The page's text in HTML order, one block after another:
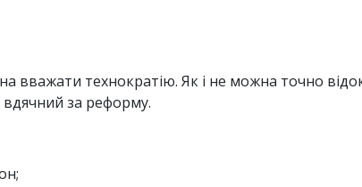
вважати технократію. Як і не можна точно
за реформу.